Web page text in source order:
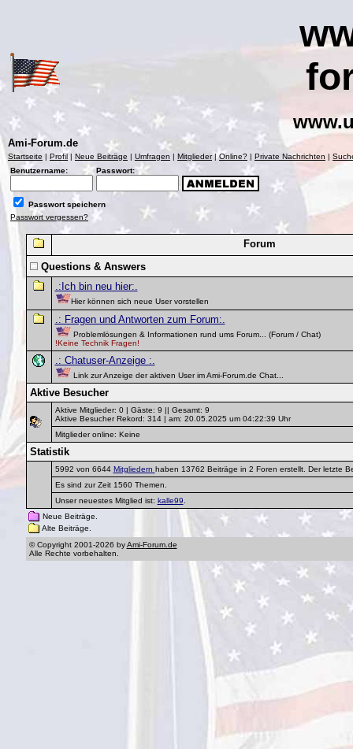
Ami-Forum.de
Startseite | Profil| Neue Beiträge | Umfragen | Mitglieder|Online? | Private Nachrichten |
Benutzername:
Passwort:
Passwort speichern
Passwort vergessen?
Forum
Questions & Answers
.:Ich bin neu hier:.
Hier können sich neue User vorstellen
.: Fragen und Antworten zum Forum:.
Problemlösungen & Informationen rund ums Forum... (Forum / Chat)
!Keine Technik Fragen!
.: Chatuser-Anzeige :.
Link zur Anzeige der aktiven User im Ami-Forum.de Chat...
Aktive Besucher
Aktive Mitglieder: 0 | Gäste: 9 || Gesamt: 9
Aktive Besucher Rekord: 314 | am: 20.05.2025 um 04:22:39 Uhr
Mitglieder online: Keine
Statistik
5992 von 6644 Mitgliedern haben 13762 Beiträge in 2 Foren erstellt. Der letzte
Es sind zur Zeit 1560 Themen.
Unser neuestes Mitglied ist: kalle99
Neue Beiträge.
Alte Beiträge.
© Copyright 2001-2026 byAmi-Forum.de
Alle Rechte vorbehalten.